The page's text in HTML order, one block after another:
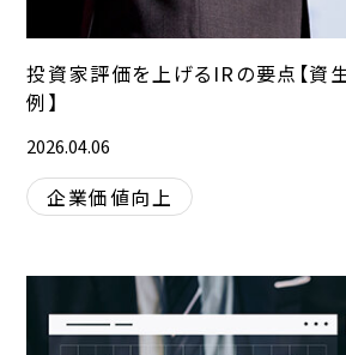
投資家評価を上げるIRの要点【資
例】
2026.04.06
企業価値向上